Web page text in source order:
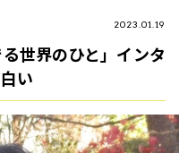
2023.01.19
世界のひと」インタ
い